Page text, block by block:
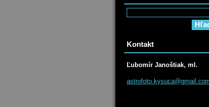
Kontakt
Ľubomír Janoštiak, ml.
astrofoto.kysuca@gmail.c